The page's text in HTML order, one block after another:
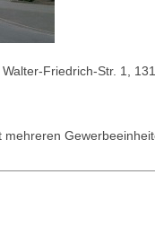
Friedrich-Str. 1,